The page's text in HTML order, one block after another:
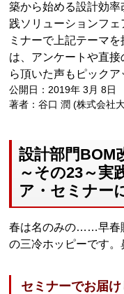
築から始める設計効
践ソリューションフ
ミナーで上記テーマ
は、アンケートや直
ら頂いた声もピックア
公開日：2019年 3月 8日
著者：谷口 潤 (株式会社
設計部門BOM
～その23～実
ア・セミナー
春は名のみの……早春
の三冷ホッピーです。
セミナーでお届